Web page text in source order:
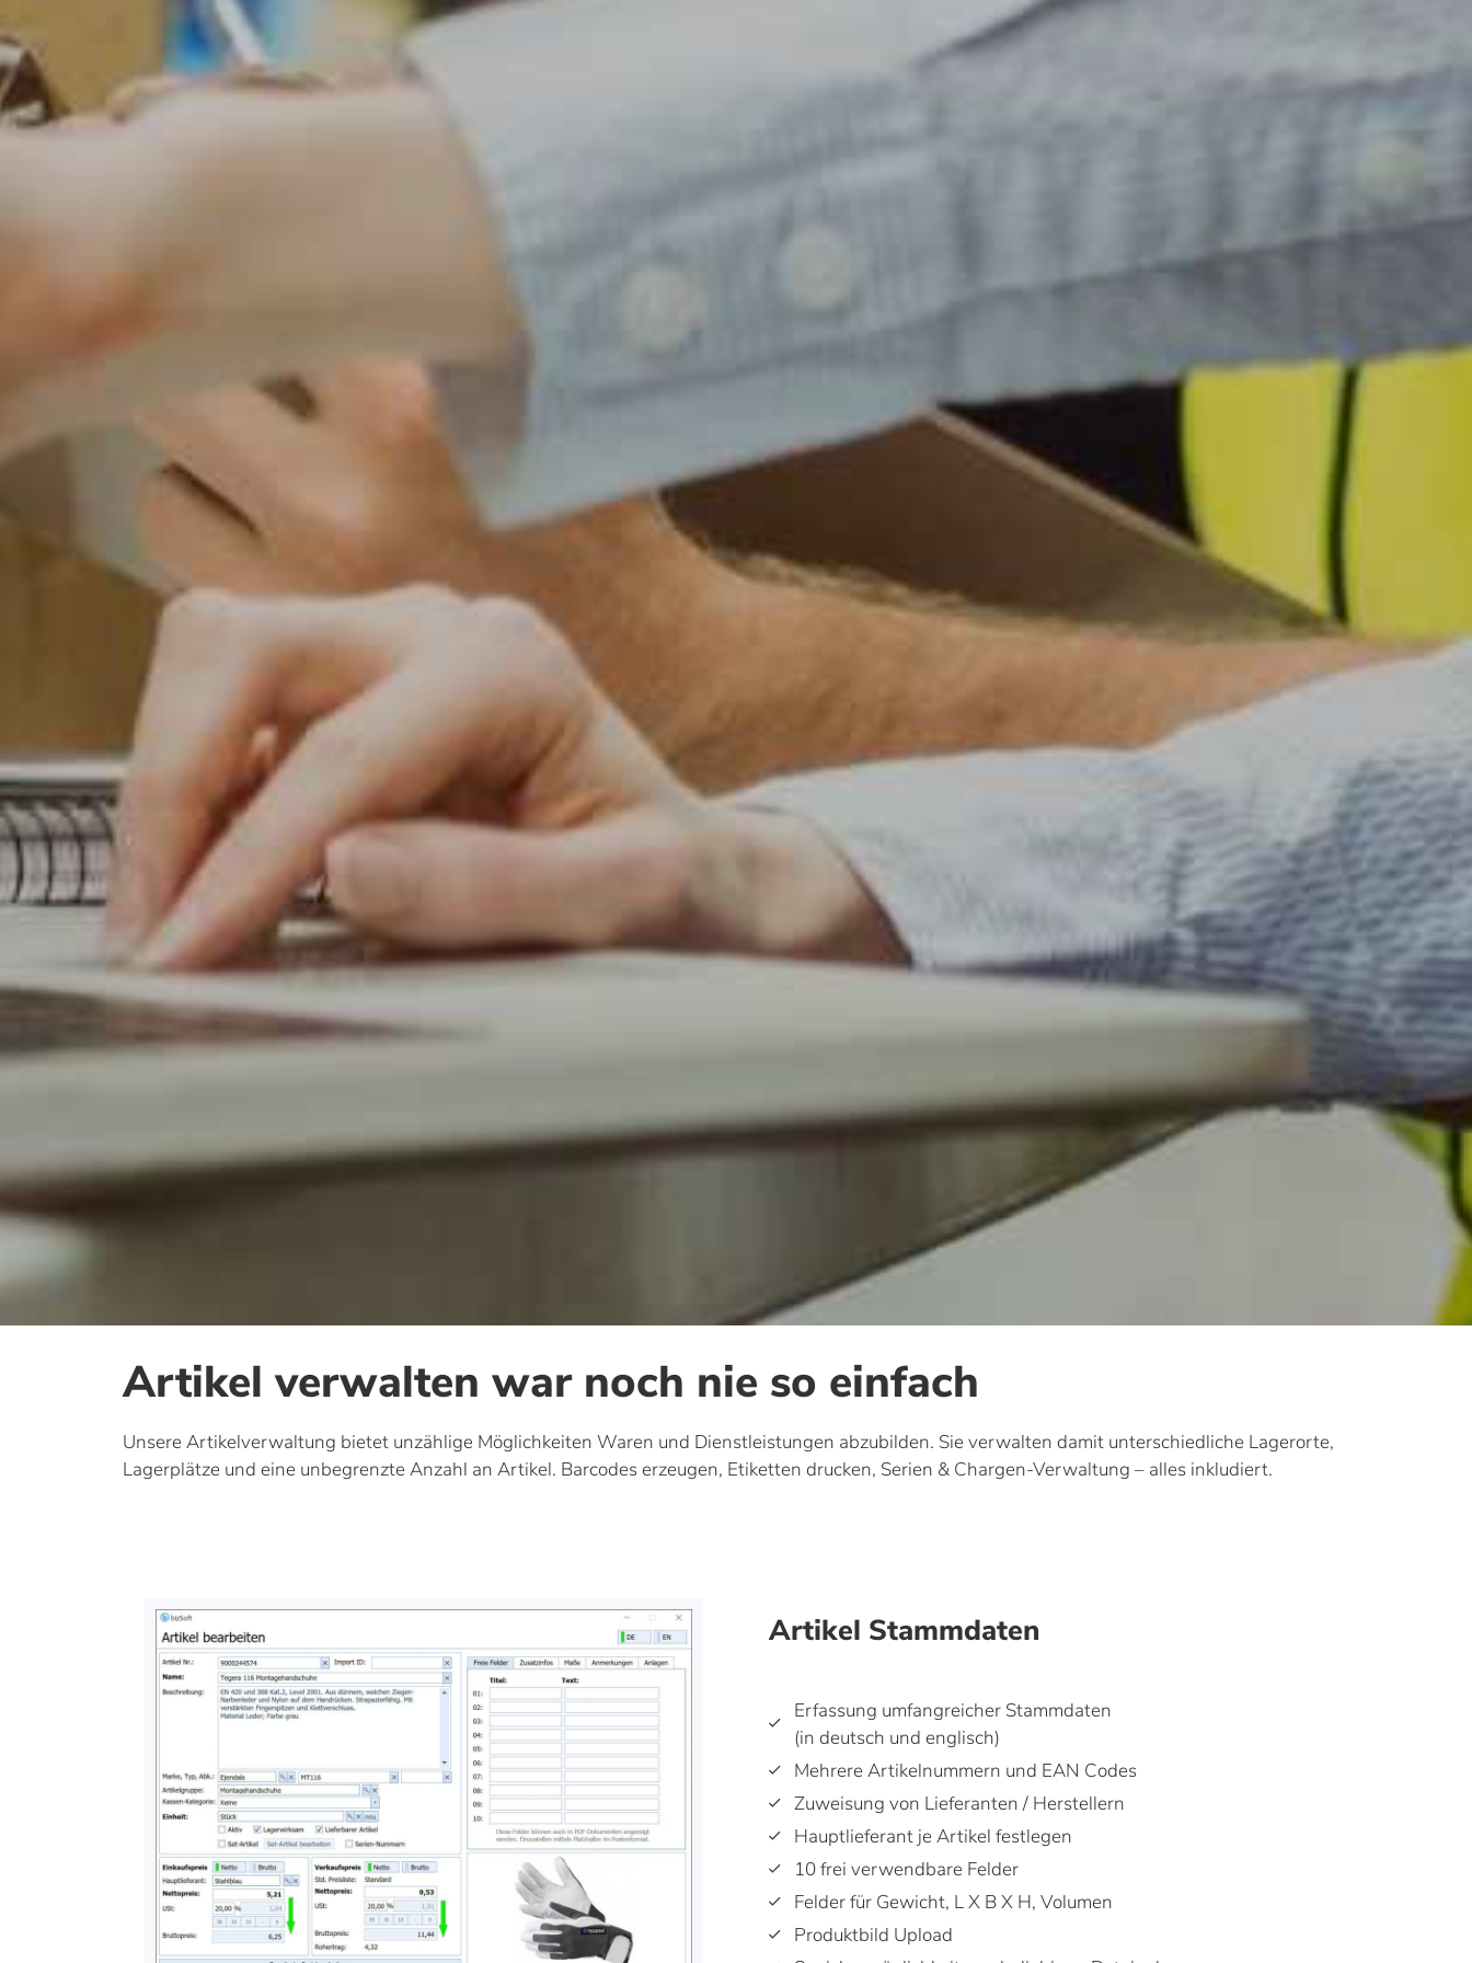
Artikel verwalten war noch nie so einfach
Unsere Artikelverwaltung bietet unzählige Möglichkeiten Waren und Dienstleistungen abzubilden. Sie verwalten damit unterschiedliche Lagerorte,
Lagerplätze und eine unbegrenzte Anzahl an Artikel. Barcodes erzeugen, Etiketten drucken, Serien & Chargen-Verwaltung – alles inkludiert.
Artikel Stammdaten
Erfassung umfangreicher Stammdaten
(in deutsch und englisch)
Mehrere Artikelnummern und EAN Codes
Zuweisung von Lieferanten / Herstellern
Hauptlieferant je Artikel festlegen
10 frei verwendbare Felder
Felder für Gewicht, L X B X H, Volumen
Produktbild Upload